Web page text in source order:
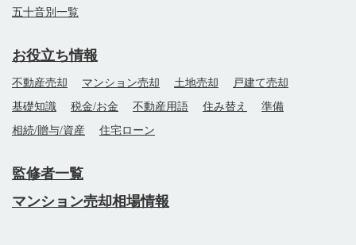
五十音別一覧
お役立ち情報
不動産売却 マンション売却 土地売却
戸建て売却
基礎知識
税金/お金 不動産用語 住み替え
準備
相続/贈与/資産
住宅ローン
監修者一覧
マンション売却相場情報